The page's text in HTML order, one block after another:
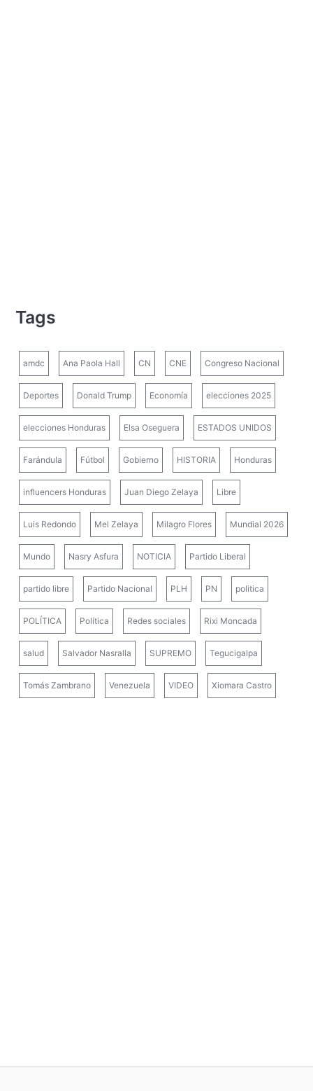
Tags
amdc Ana Paola Hall CN CNE Congreso Nacional
Deportes Donald Trump Economía elecciones 2025
elecciones Honduras Elsa Oseguera ESTADOS UNIDOS
Farándula Fútbol Gobierno HISTORIA Honduras
influencers Honduras Juan Diego Zelaya Libre
Luis Redondo Mel Zelaya Milagro Flores Mundial 2026
Mundo Nasry Asfura NOTICIA Partido Liberal
partido libre Partido Nacional PLH PN politica
POLÍTICA Política Redes sociales Rixi Moncada
salud Salvador Nasralla SUPREMO Tegucigalpa
Tomás Zambrano Venezuela VIDEO Xiomara Castro